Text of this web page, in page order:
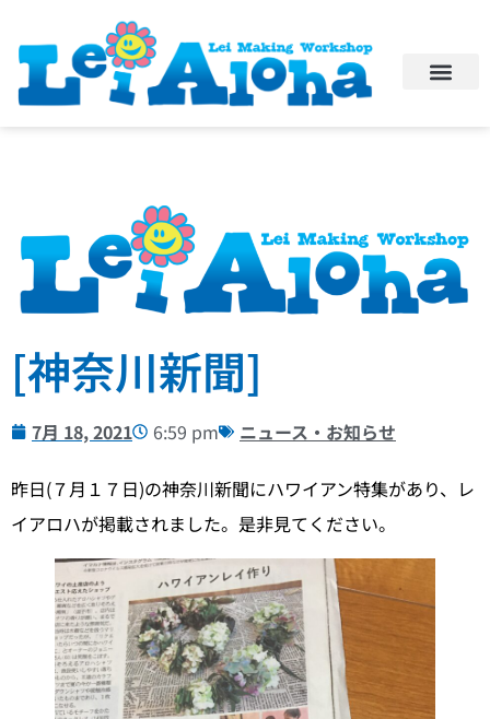
[神奈川新聞]
7月 18, 2021 6:59 pm ニュース・お知らせ
昨日(７月１７日)の神奈川新聞にハワイアン特集があり、レ
イアロハが掲載されました。是非見てください。